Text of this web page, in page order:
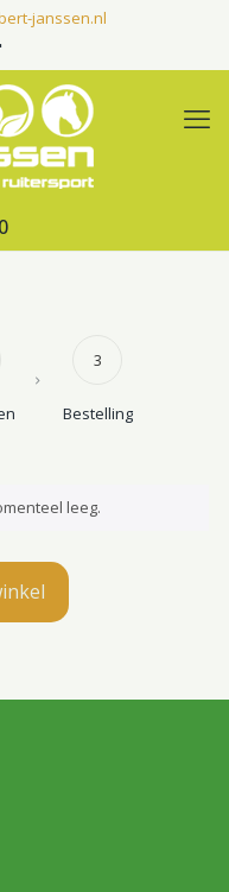
janssen.nl
3
Bestelling
leeg.